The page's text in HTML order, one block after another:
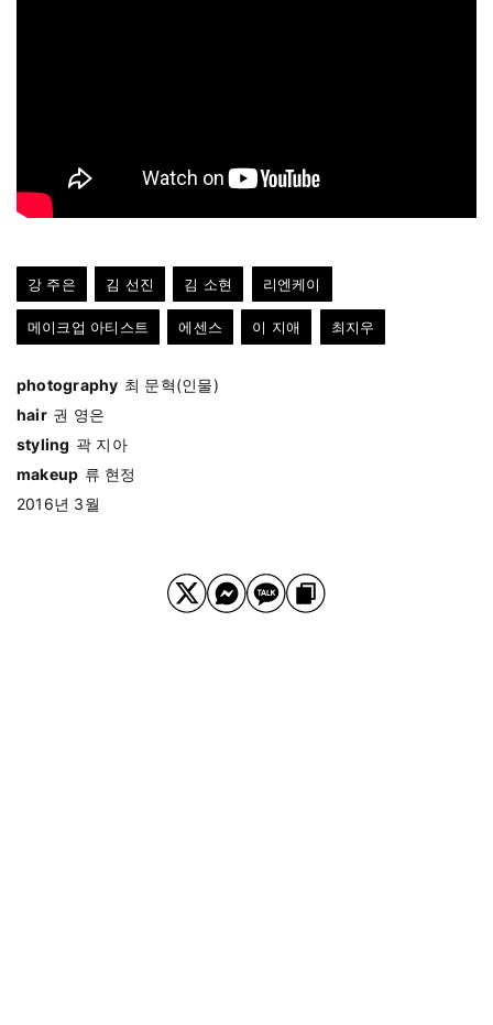
강 주은 김 선진 김 소현 리엔케이
메이크업 아티스트 에센스 이 지애 최지우
photography 최 문혁(인물)
hair 권 영은
styling 곽 지아
makeup 류 현정
2016년 3월